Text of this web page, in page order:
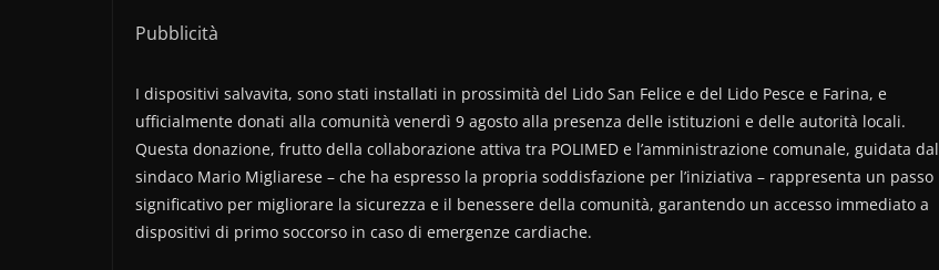
Pubblicità
I dispositivi salvavita, sono stati installati in prossimità del Lido San Felice e del Lido Pesce e Farina, e
ufficialmente donati alla comunità venerdì 9 agosto alla presenza delle istituzioni e delle autorità locali.
Questa donazione, frutto della collaborazione attiva tra POLIMED e l’amministrazione comunale, guidata dal
sindaco Mario Migliarese – che ha espresso la propria soddisfazione per l’iniziativa – rappresenta un passo
significativo per migliorare la sicurezza e il benessere della comunità, garantendo un accesso immediato a
dispositivi di primo soccorso in caso di emergenze cardiache.